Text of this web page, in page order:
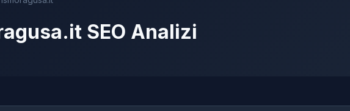
SEO Analizi